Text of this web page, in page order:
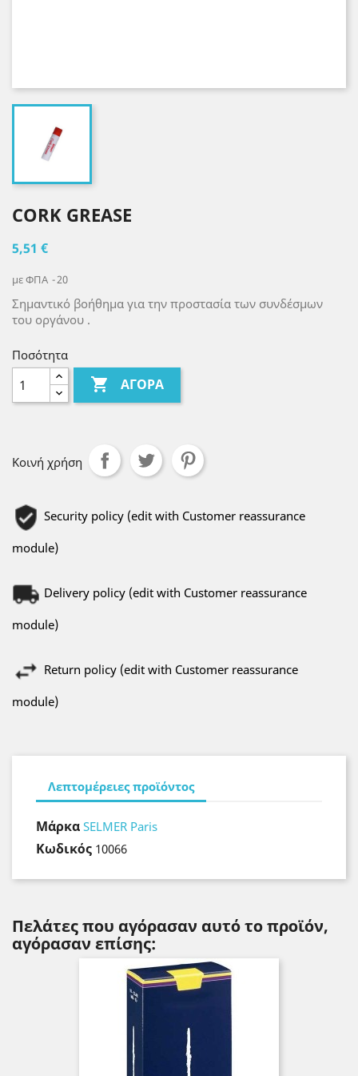
CORK GREASE
5,51 €
με ΦΠΑ 20
Σημαντικό βοήθημα για την προστασία των συνδέσμων
του οργάνου .
Ποσότητα
 ΑΓΟΡΆ
Κοινή χρήση
Security policy (edit with Customer reassurance
module)
Delivery policy (edit with Customer reassurance
module)
Return policy (edit with Customer reassurance
module)
Λεπτομέρειες προϊόντος
Μάρκα SELMER Paris
Κωδικός 10066
Πελάτες που αγόρασαν αυτό το προϊόν,
αγόρασαν επίσης: